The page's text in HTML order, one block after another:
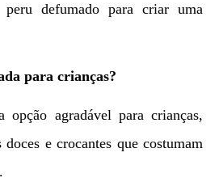
defumado para criar uma
para crianças?
opção agradável para crianças,
e crocantes que costumam